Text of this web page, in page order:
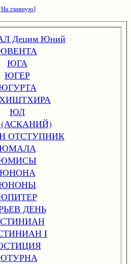
[На главную]
Децим Юний
ЮГА
ЮГЕР
ЮЛ
ОТСТУПНИК
ЮНОНА
ДЕНЬ
I